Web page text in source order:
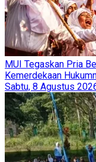
MUI Tegaskan Pria
Kemerdekaan
Sabtu, 8 Agustus